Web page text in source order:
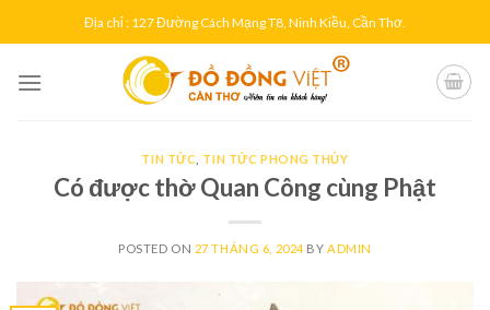
to
Địa chỉ : 127 Đường Cách Mạng T8, Ninh Kiều, Cần Thơ.
TIN TỨC TIN TỨC PHONG THỦY
Có được thờ Quan Công cùng Phật
POSTED ON 27 THÁNG 6, 2024BY ADMIN